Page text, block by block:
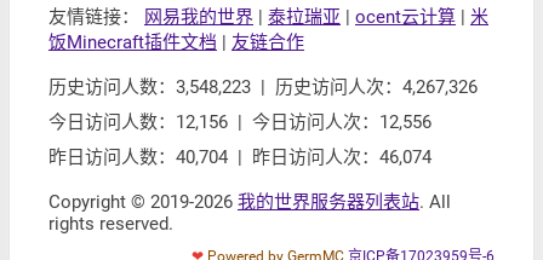
友情链接： 网易我的世界 | 泰拉瑞亚 | ocent云计算 | 米
饭Minecraft插件文档 | 友链合作
历史访问人数：3,548,223 | 历史访问人次：4,267,326
今日访问人数：12,156 | 今日访问人次：12,556
昨日访问人数：40,704 | 昨日访问人次：46,074
Copyright © 2019-2026 我的世界服务器列表站. All
rights reserved.
❤ Powered by GermMC 京ICP备17023959号-6